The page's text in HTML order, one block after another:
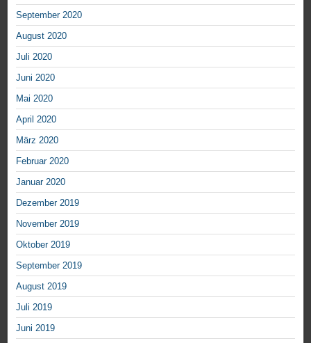
September 2020
August 2020
Juli 2020
Juni 2020
Mai 2020
April 2020
März 2020
Februar 2020
Januar 2020
Dezember 2019
November 2019
Oktober 2019
September 2019
August 2019
Juli 2019
Juni 2019